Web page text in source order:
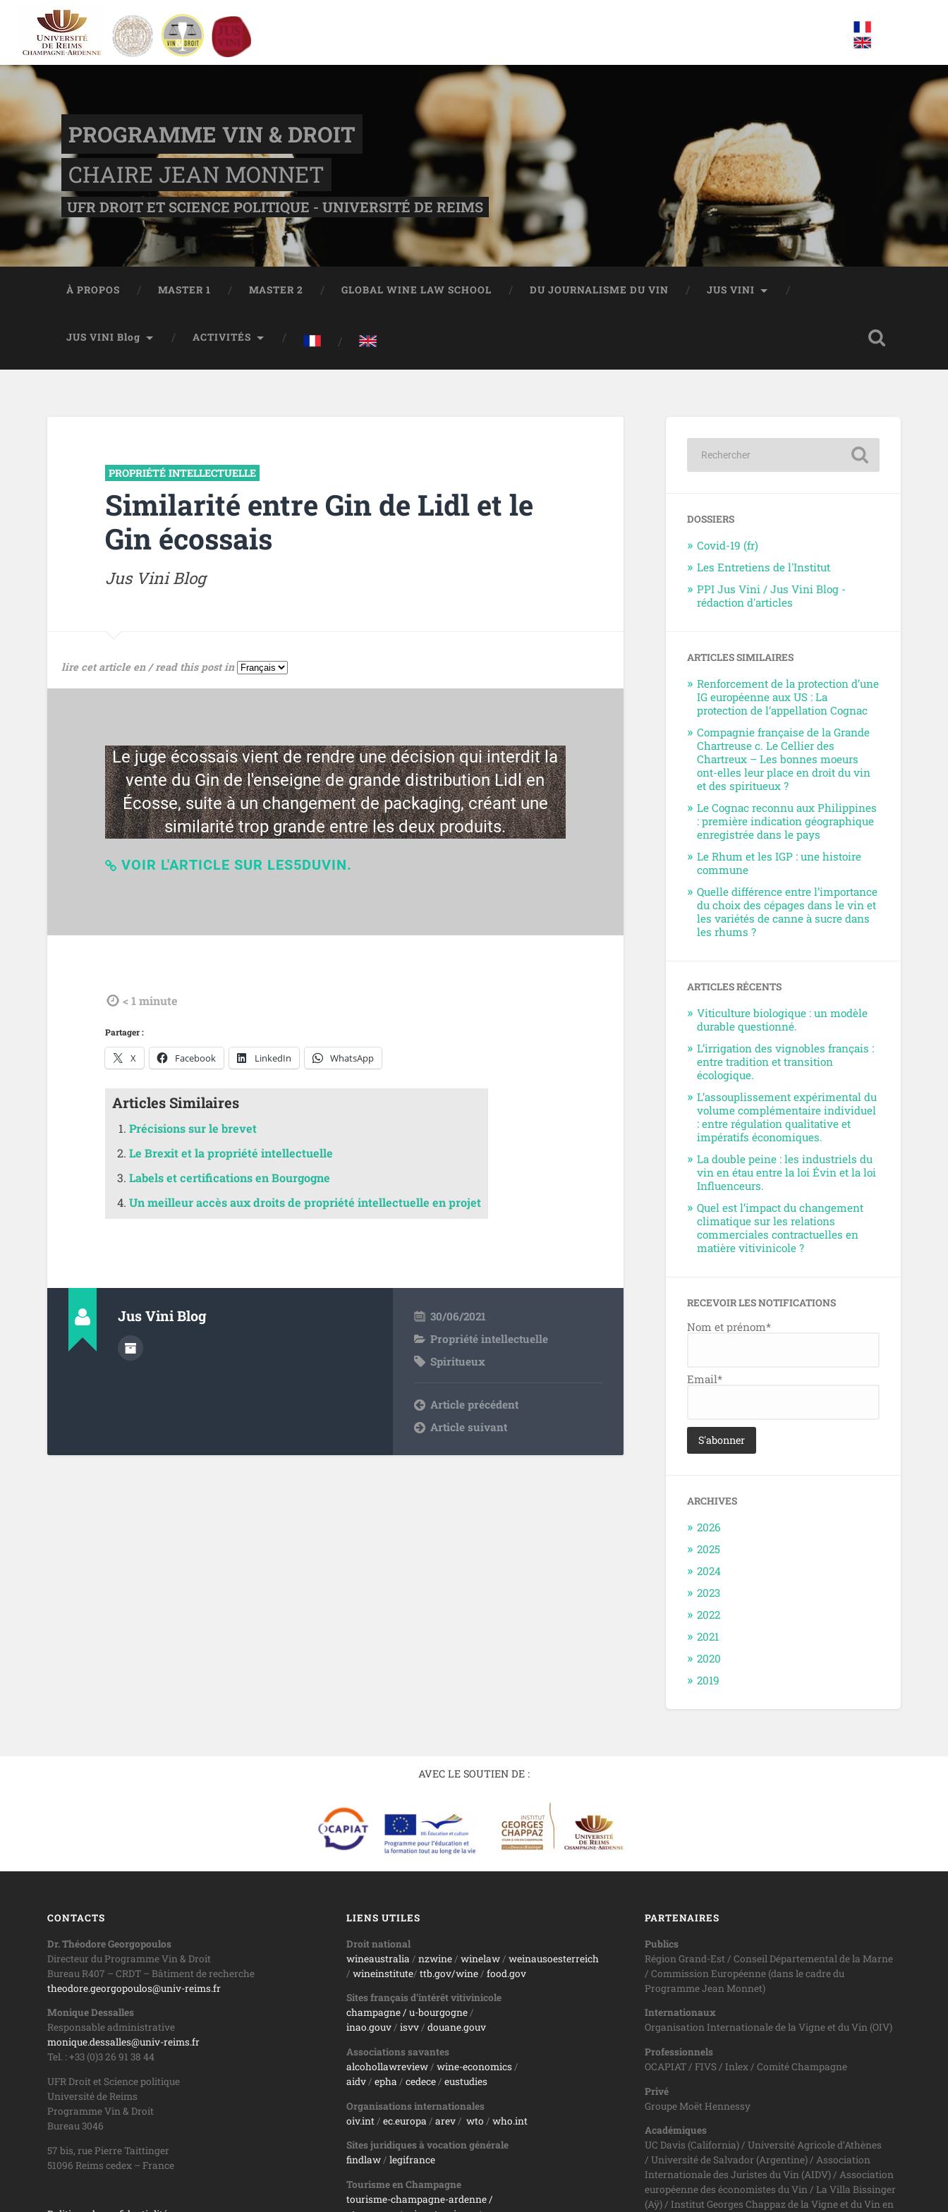
PROGRAMME VIN & DROIT
CHAIRE JEAN MONNET
UFR DROIT ET SCIENCE POLITIQUE - UNIVERSITÉ DE REIMS
À PROPOS MASTER 1 MASTER 2 GLOBAL WINE LAW SCHOOL DU JOURNALISME DU VIN JUS VINI
JUS VINI Blog ACTIVITÉS
PROPRIÉTÉ INTELLECTUELLE
Similarité entre Gin de Lidl et le
Gin écossais
Jus Vini Blog
lire cet article en / read this post in
Le juge écossais vient de rendre une décision qui interdit la
vente du Gin de l'enseigne de grande distribution Lidl en
Écosse, suite à un changement de packaging, créant une
similarité trop grande entre les deux produits.
VOIR L'ARTICLE SUR LES5DUVIN.
tdl < 1minute
Partager :
X Facebook LinkedIn WhatsApp
Articles Similaires
Précisions sur le brevet
Le Brexit et la propriété intellectuelle
Labels et certifications en Bourgogne
Un meilleur accès aux droits de propriété intellectuelle en projet
Jus Vini Blog
30/06/2021
Propriété intellectuelle
Spiritueux
Article précédent
Article suivant
DOSSIERS
Covid-19 (fr)
Les Entretiens de l'Institut
PPI Jus Vini / Jus Vini Blog -
rédaction d'articles
ARTICLES SIMILAIRES
Renforcement de la protection d’une
IG européenne aux US : La
protection de l’appellation Cognac
Compagnie française de la Grande
Chartreuse c. Le Cellier des
Chartreux – Les bonnes moeurs
ont-elles leur place en droit du vin
et des spiritueux ?
Le Cognac reconnu aux Philippines
: première indication géographique
enregistrée dans le pays
Le Rhum et les IGP : une histoire
commune
Quelle différence entre l’importance
du choix des cépages dans le vin et
les variétés de canne à sucre dans
les rhums ?
ARTICLES RÉCENTS
Viticulture biologique : un modèle
durable questionné.
L’irrigation des vignobles français :
entre tradition et transition
écologique.
L’assouplissement expérimental du
volume complémentaire individuel
: entre régulation qualitative et
impératifs économiques.
La double peine : les industriels du
vin en étau entre la loi Évin et la loi
Influenceurs.
Quel est l’impact du changement
climatique sur les relations
commerciales contractuelles en
matière vitivinicole ?
RECEVOIR LES NOTIFICATIONS
Nom et prénom*
Email*
ARCHIVES
2026
2025
2024
2023
2022
2021
2020
2019
AVEC LE SOUTIEN DE :
CONTACTS
Dr. Théodore Georgopoulos
Directeur du Programme Vin & Droit
Bureau R407 – CRDT – Bâtiment de recherche
theodore.georgopoulos@univ-reims.fr
Monique Dessalles
Responsable administrative
monique.dessalles@univ-reims.fr
Tel. : +33 (0)3 26 91 38 44
UFR Droit et Science politique
Université de Reims
Programme Vin & Droit
Bureau 3046
57 bis, rue Pierre Taittinger
51096 Reims cedex – France
LIENS UTILES
Droit national
wineaustralia / nzwine/ winelaw/ weinausoesterreich
/ wineinstitute/ ttb.gov/wine/ food.gov
Sites français d’intérêt vitivinicole
champagne/ u-bourgogne/
inao.gouv/ isvv/ douane.gouv
Associations savantes
alcohollawreview/ wine-economics/
aidv/ epha / cedece/ eustudies
Organisations internationales
oiv.int/ ec.europa / arev/ wto / who.int
Sites juridiques à vocation générale
findlaw/ legifrance
Tourisme en Champagne
tourisme-champagne-ardenne /
PARTENAIRES
Publics
Région Grand-Est / Conseil Départemental de la Marne
/ Commission Européenne (dans le cadre du
Programme Jean Monnet)
Internationaux
Organisation Internationale de la Vigne et du Vin (OIV)
Professionnels
OCAPIAT / FIVS / Inlex / Comité Champagne
Privé
Groupe Moët Hennessy
Académiques
UC Davis (California) / Université Agricole d’Athènes
/ Université de Salvador (Argentine) / Association
Internationale des Juristes du Vin (AIDV) / Association
européenne des économistes du Vin / La Villa Bissinger
(Aÿ) / Institut Georges Chappaz de la Vigne et du Vin en